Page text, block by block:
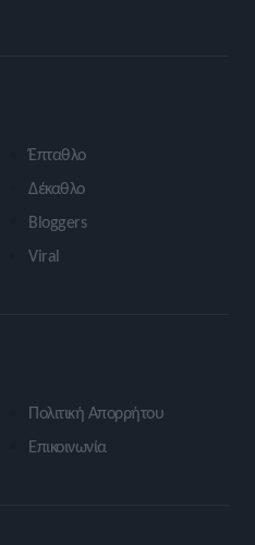
Έπταθλο
Δέκαθλο
Bloggers
Viral
Πολιτική Απορρήτου
Επικοινωνία